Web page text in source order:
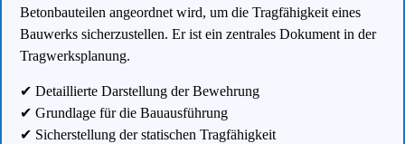
Betonbauteilen angeordnet wird, um die Tragfähigkeit eines
Bauwerks sicherzustellen. Er ist ein zentrales Dokument in der
Tragwerksplanung.
✔ Detaillierte Darstellung der Bewehrung
✔ Grundlage für die Bauausführung
✔ Sicherstellung der statischen Tragfähigkeit